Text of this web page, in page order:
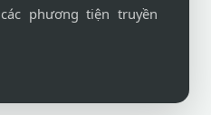
phương tiện truyền